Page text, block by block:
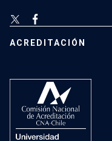
ACREDITACIÓN